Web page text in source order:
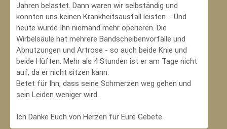
Jahren belastet. Dann waren wir selbständig und
konnten uns keinen Krankheitsausfall leisten.... Und
heute würde Ihn niemand mehr operieren. Die
Wirbelsäule hat mehrere Bandscheibenvorfälle und
Abnutzungen und Artrose - so auch beide Knie und
beide Hüften. Mehr als 4 Stunden ist er am Tage nicht
auf, da er nicht sitzen kann.
Betet für Ihn, dass seine Schmerzen weg gehen und
sein Leiden weniger wird.
Ich Danke Euch von Herzen für Eure Gebete.